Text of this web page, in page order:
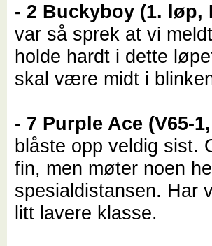
- 2 Buckyboy (1. løp,
var så sprek at vi
holde hardt i dette
skal være midt i
- 7 Purple Ace (V65-
blåste opp veldig sist.
fin, men møter noen
spesialdistansen. Har
litt lavere klasse.